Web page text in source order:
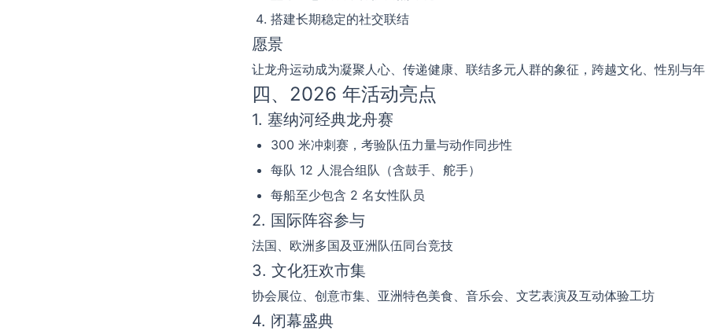
搭建长期稳定的社交联结
愿景
让龙舟运动成为凝聚人心、传递健康、联结多元人群的象征，跨越文化、性别与
四、2026 年活动亮点
1. 塞纳河经典龙舟赛
300 米冲刺赛，考验队伍力量与动作同步性
每队 12 人混合组队（含鼓手、舵手）
每船至少包含 2 名女性队员
2. 国际阵容参与
法国、欧洲多国及亚洲队伍同台竞技
3. 文化狂欢市集
协会展位、创意市集、亚洲特色美食、音乐会、文艺表演及互动体验工坊
4. 闭幕盛典